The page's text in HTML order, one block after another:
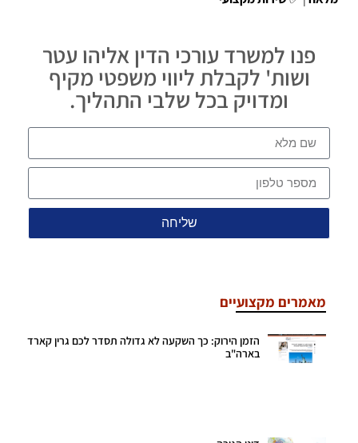
פנו למשרד עורכי הדין אליהו עטר
ושות' לקבלת ליווי משפטי מקיף
ומדויק בכל שלבי התהליך.
שליחה
מאמרים מקצועיים
הזמן הירוק: כך השקעה לא גדולה תסדר לכם גרין קארד
בארה"ב